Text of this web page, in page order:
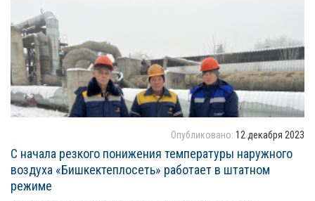
Опубликовано: 12 декабря 2023
С начала резкого понижения температуры наружного
воздуха «Бишкектеплосеть» работает в штатном
режиме